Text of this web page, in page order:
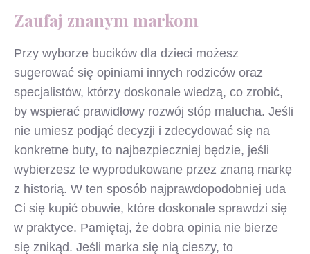
Zaufaj znanym markom
Przy wyborze bucików dla dzieci możesz
sugerować się opiniami innych rodziców oraz
specjalistów, którzy doskonale wiedzą, co zrobić,
by wspierać prawidłowy rozwój stóp malucha. Jeśli
nie umiesz podjąć decyzji i zdecydować się na
konkretne buty, to najbezpieczniej będzie, jeśli
wybierzesz te wyprodukowane przez znaną markę
z historią. W ten sposób najprawdopodobniej uda
Ci się kupić obuwie, które doskonale sprawdzi się
w praktyce. Pamiętaj, że dobra opinia nie bierze
się znikąd. Jeśli marka się nią cieszy, to